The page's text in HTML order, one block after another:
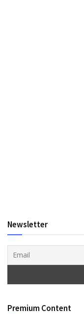
Newsletter
Premium Content